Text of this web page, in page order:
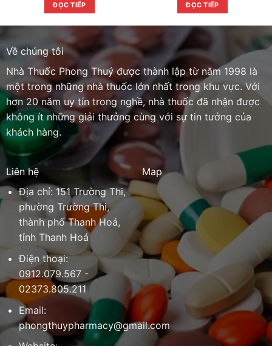
ĐỌC TIẾP ĐỌC TIẾP
Về chúng tôi
Nhà Thuốc Phong Thuý được thành lập từ năm 1998 là
một trong những nhà thuốc lớn nhất trong khu vực. Với
hơn 20 năm uy tín trong nghề, nhà thuốc đã nhận được
không ít những giải thưởng cùng với sự tin tưởng của
khách hàng.
Liên hệ
Địa chỉ: 151 Trường Thi,
phường Trường Thi,
thành phố Thanh Hoá,
tỉnh Thanh Hoá
Điện thoại:
0912.079.567 -
02373.805.211
Email:
phongthuypharmacy@gmail.com
Map